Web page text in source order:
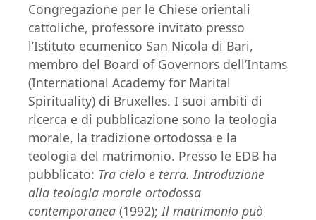
Congregazione per le Chiese orientali
cattoliche, professore invitato presso
l’Istituto ecumenico San Nicola di Bari,
membro del Board of Governors dell’Intams
(International Academy for Marital
Spirituality) di Bruxelles. I suoi ambiti di
ricerca e di pubblicazione sono la teologia
morale, la tradizione ortodossa e la
teologia del matrimonio. Presso le EDB ha
pubblicato: Tra cielo e terra. Introduzione
alla teologia morale ortodossa
contemporanea (1992);Il matrimonio può